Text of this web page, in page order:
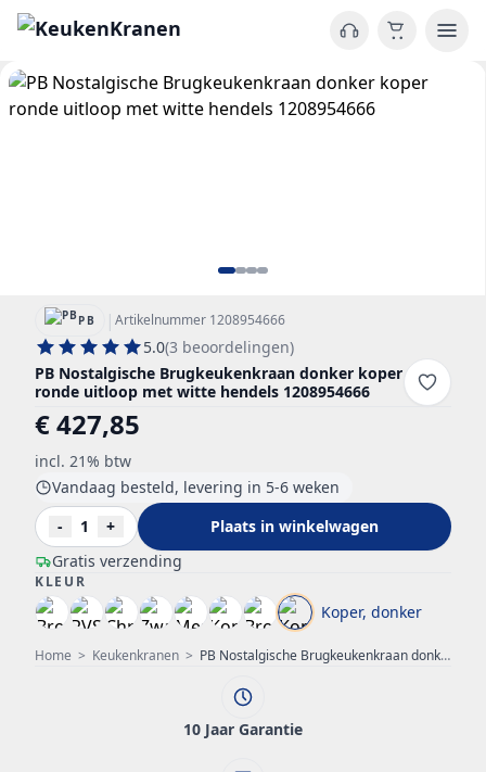
Home > Keukenkranen > PB Nostalgische Brugkeukenkraan donker koper ronde uitloop met witte hendels 1208954666
PB | Artikelnummer 1208954666
5.0(3 beoordelingen)
PB Nostalgische Brugkeukenkraan donker koper
ronde uitloop met witte hendels 1208954666
€ 427,85
incl. 21% btw
Gratis verzending
Vandaag besteld, levering in 5-6 weken
-
1 + Plaats in winkelwagen
KLEUR
Koper, donker
10 Jaar Garantie